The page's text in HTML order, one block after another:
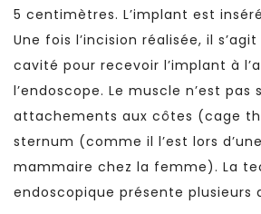
5 centimètres. L’implant est
Une fois l’incision réalisée, il
cavité pour recevoir l’implant à
l’endoscope. Le muscle n’est pas
attachements aux côtes (cage
sternum (comme il l’est lors
mammaire chez la femme). La
endoscopique présente plusieurs